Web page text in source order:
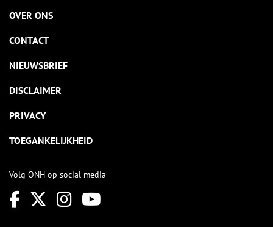
OVER ONS
CONTACT
NIEUWSBRIEF
DISCLAIMER
PRIVACY
TOEGANKELIJKHEID
Volg ONH op social media